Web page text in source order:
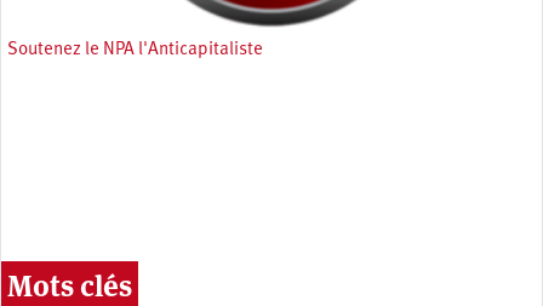
Soutenez le NPA l'Anticapitaliste
Mots clés